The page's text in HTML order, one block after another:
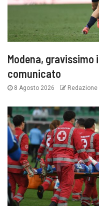
Modena,
comunicato
8 Agosto 2026